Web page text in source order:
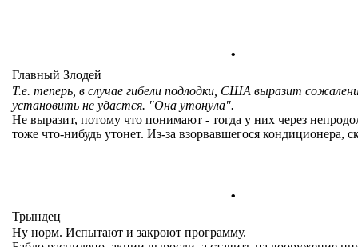
.
Главный Злодей
Т.е. теперь, в случае гибели подлодки, США выразит
установить не удастся. "Она утонула".
Не выразит, потому что понимают - тогда у них через
тоже что-нибудь утонет. Из-за взорвавшегося кондиционера,
.
Трындец
Ну норм. Испытают и закроют программу.